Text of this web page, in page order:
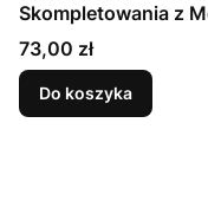
Skompletowania z
Cena
73,00 zł
Do koszyka